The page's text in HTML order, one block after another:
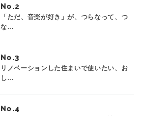
No.
「ただ、音楽が好き」が、つらなって、つ
な...
No.
リノベーションした住まいで使いたい、お
し...
No.